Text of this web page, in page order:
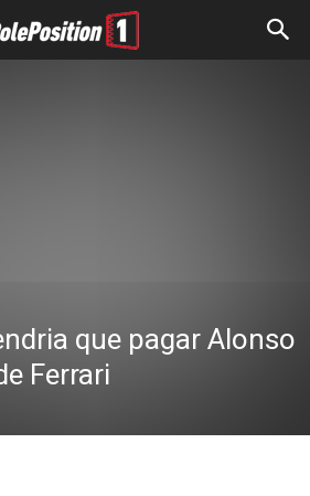
que pagar Alonso
Ferrari